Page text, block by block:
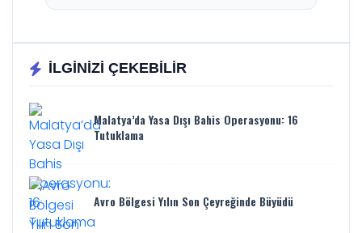
İLGİNİZİ ÇEKEBİLİR
Malatya’da Yasa Dışı Bahis Operasyonu: 16
Tutuklama
Avro Bölgesi Yılın Son Çeyreğinde Büyüdü